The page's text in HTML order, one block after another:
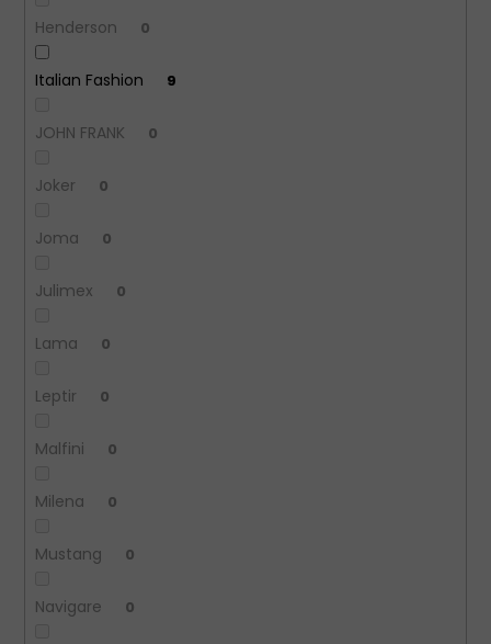
Henderson 0
Italian Fashion 9
JOHN FRANK 0
Joker 0
Joma 0
Julimex 0
Lama 0
Leptir 0
Malfini 0
Milena 0
Mustang 0
Navigare 0